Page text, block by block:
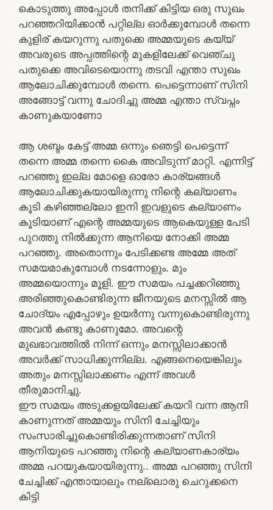
കൊടുത്തു അപ്പോൾ തനിക്ക് കിട്ടിയ ഒരു സുഖം
പറഞ്ഞറിയിക്കാൻ പറ്റില്ല ഓർക്കുമ്പോൾ തന്നെ
കുളിര് കയറുന്നു പതുക്കെ അമ്മയുടെ കയ്യ്
അവരുടെ അപ്പത്തിന്റെ മുകളിലേക്ക് വെഞ്ചു
പതുക്കെ അവിടെയൊന്നു തടവി എന്താ സുഖം
ആലോചിക്കുമ്പോൾ തന്നെ. പെട്ടെന്നാണ് സിനി
അങ്ങോട്ട് വന്നു ചോദിച്ചു അമ്മ എന്താ സ്വപ്നം
കാണുകയാണോ
ആ ശബ്ദം കേട്ട് അമ്മ ഒന്നും ഞെട്ടി പെട്ടെന്ന്
തന്നെ അമ്മ തന്നെ കൈ അവിടുന്ന് മാറ്റി. എന്നിട്ട്
പറഞ്ഞു ഇല്ല മോളെ ഓരോ കാര്യങ്ങൾ
ആലോചിക്കുകയായിരുന്നു നിന്റെ കല്യാണം
കൂടി കഴിഞ്ഞല്ലോ ഇനി ഇവളുടെ കല്യാണം
കൂടിയാണ് എന്റെ അമ്മയുടെ ആകെയുള്ള പേടി
പുറത്തു നിൽക്കുന്ന ആനിയെ നോക്കി അമ്മ
പറഞ്ഞു. അതൊന്നും പേടിക്കണ്ട അമ്മേ അത്
സമയമാകുമ്പോൾ നടന്നോളും. മും
അമ്മയൊന്നും മൂളി. ഈ സമയം പച്ചക്കറിഞ്ഞു
അരിഞ്ഞുകൊണ്ടിരുന്ന ജീനയുടെ മനസ്സിൽ ആ
ചോദ്യം എപ്പോഴും ഉയർന്നു വന്നുകൊണ്ടിരുന്നു
അവൻ കണ്ടു കാണുമോ. അവന്റെ
മുഖഭാവത്തിൽ നിന്ന് ഒന്നും മനസ്സിലാക്കാൻ
അവർക്ക് സാധിക്കുന്നില്ല. എങ്ങനെയെങ്കിലും
അതും മനസ്സിലാക്കണം എന്ന് അവൾ
തീരുമാനിച്ചു.
ഈ സമയം അടുക്കളയിലേക്ക് കയറി വന്ന ആനി
കാണുന്നത് അമ്മയും സിനി ചേച്ചിയും
സംസാരിച്ചുകൊണ്ടിരിക്കുന്നതാണ് സിനി
ആനിയുടെ പറഞ്ഞു നിന്റെ കല്യാണകാര്യം
അമ്മ പറയുകയായിരുന്നു.. അമ്മ പറഞ്ഞു സിനി
ചേച്ചിക്ക് എന്തായാലും നല്ലൊരു ചെറുക്കനെ
കിട്ടി